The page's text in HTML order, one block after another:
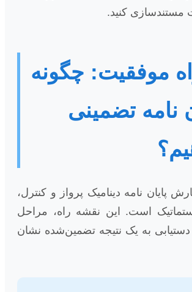
مستندسازی کنید.
موفقیت: چگونه
نامه تضمینی
پایان نامه دینامیک پرواز و کنترل،
است. این نقشه راه، مراحل
دستیابی به یک نتیجه تضمین‌شده نشان